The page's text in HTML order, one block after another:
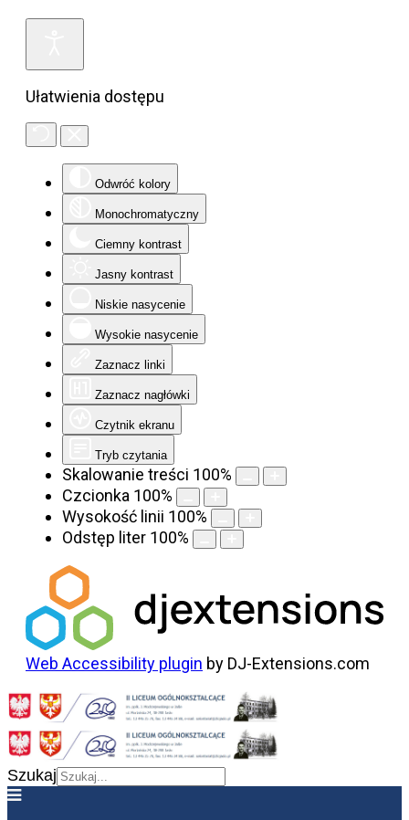
Ułatwienia dostępu
Odwróć kolory
Monochromatyczny
Ciemny kontrast
Jasny kontrast
Niskie nasycenie
Wysokie nasycenie
Zaznacz linki
Zaznacz nagłówki
Czytnik ekranu
Tryb czytania
Skalowanie treści 100%
Czcionka 100%
Wysokość linii 100%
Odstęp liter 100%
Web Accessibility plugin by DJ-Extensions.com
Szukaj